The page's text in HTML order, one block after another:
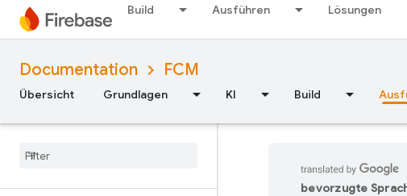
Build Ausführen Lösungen
Documentation FCM
Übersicht Grundlagen KI Build
bevorzugte